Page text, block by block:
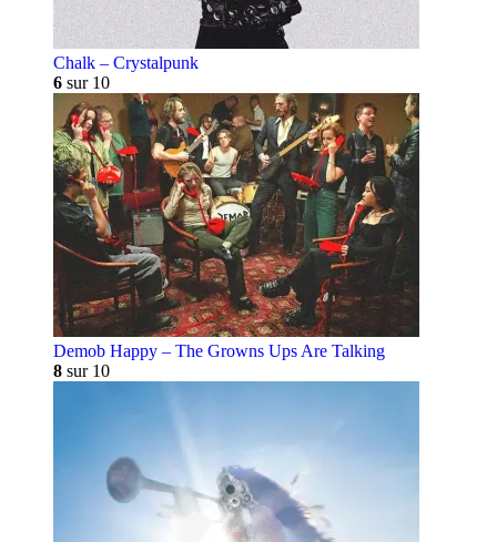
Chalk – Crystalpunk
6 sur 10
Demob Happy – The Growns Ups Are Talking
8 sur 10